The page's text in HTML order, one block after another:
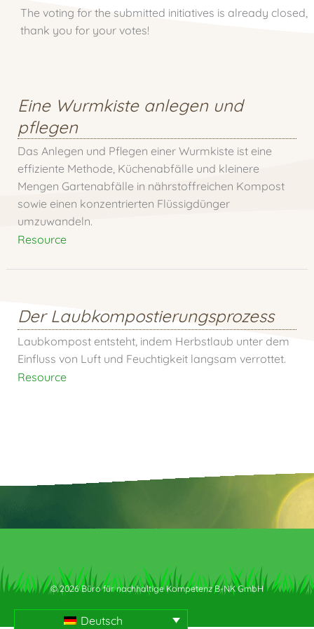
The voting for the submitted initiatives is already closed,
thank you for your votes!
Eine Wurmkiste anlegen und
pflegen
Das Anlegen und Pflegen einer Wurmkiste ist eine
effiziente Methode, Küchenabfälle und kleinere
Mengen Gartenabfälle in nährstoffreichen Kompost
sowie einen konzentrierten Flüssigdünger
umzuwandeln.
Resource
Der Laubkompostierungsprozess
Laubkompost entsteht, indem Herbstlaub unter dem
Einfluss von Luft und Feuchtigkeit langsam verrottet.
Resource
© 2026 Büro für nachhaltige Kompetenz B-NK GmbH
Deutsch